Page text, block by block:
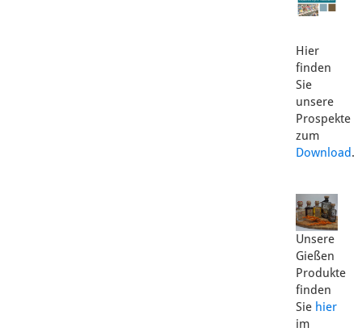
Hier
finden
Sie
unsere
Prospekte
zum
Download.
Unsere
Gießen
Produkte
finden
Sie hier
im